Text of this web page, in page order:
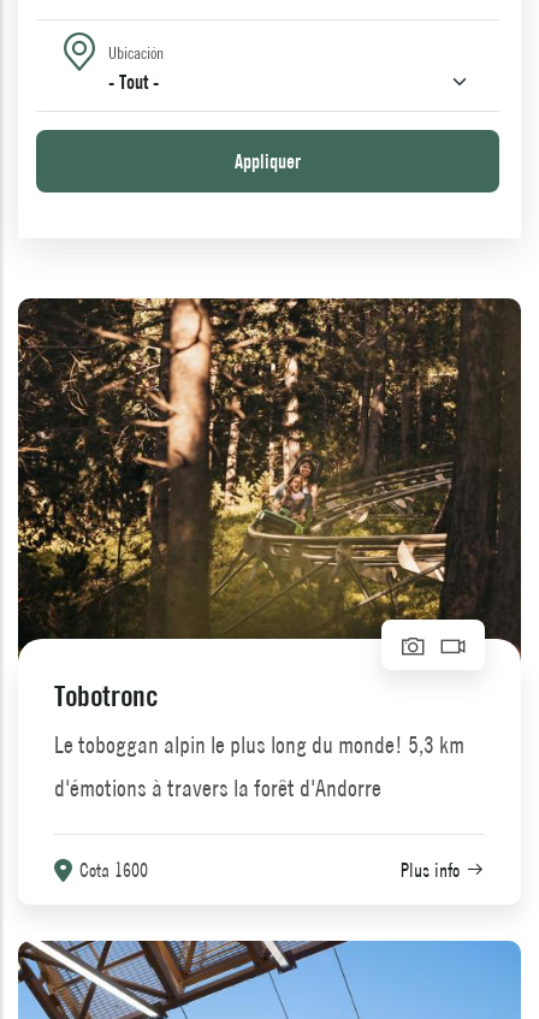
Ubicación
Tobotronc
Le toboggan alpin le plus long du monde! 5,3 km
d'émotions à travers la forêt d'Andorre
Cota 1600 Plus info